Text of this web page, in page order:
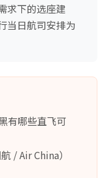
求下的选座建
当日航司安排为
有哪些直飞可
/ Air China）